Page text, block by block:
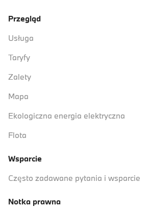
Przegląd
Usługa
Taryfy
Zalety
Mapa
Ekologiczna energia elektryczna
Flota
Wsparcie
Często zadawane pytania i wsparcie
Notka prawna